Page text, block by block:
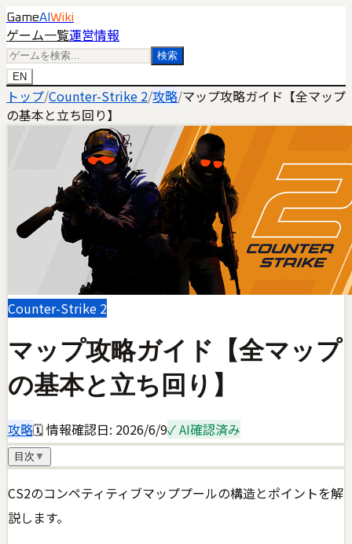
GameAI Wiki
ゲーム一覧運営情報
検索
EN
トップ/Counter-Strike 2/攻略/マップ攻略ガイド【全マップ
の基本と立ち回り】
Counter-Strike 2
マップ攻略ガイド【全マップ
の基本と立ち回り】
攻略🗓 情報確認日: 2026/6/9✓ AI確認済み
目次 ▼
CS2のコンペティティブマッププールの構造とポイントを解
説します。